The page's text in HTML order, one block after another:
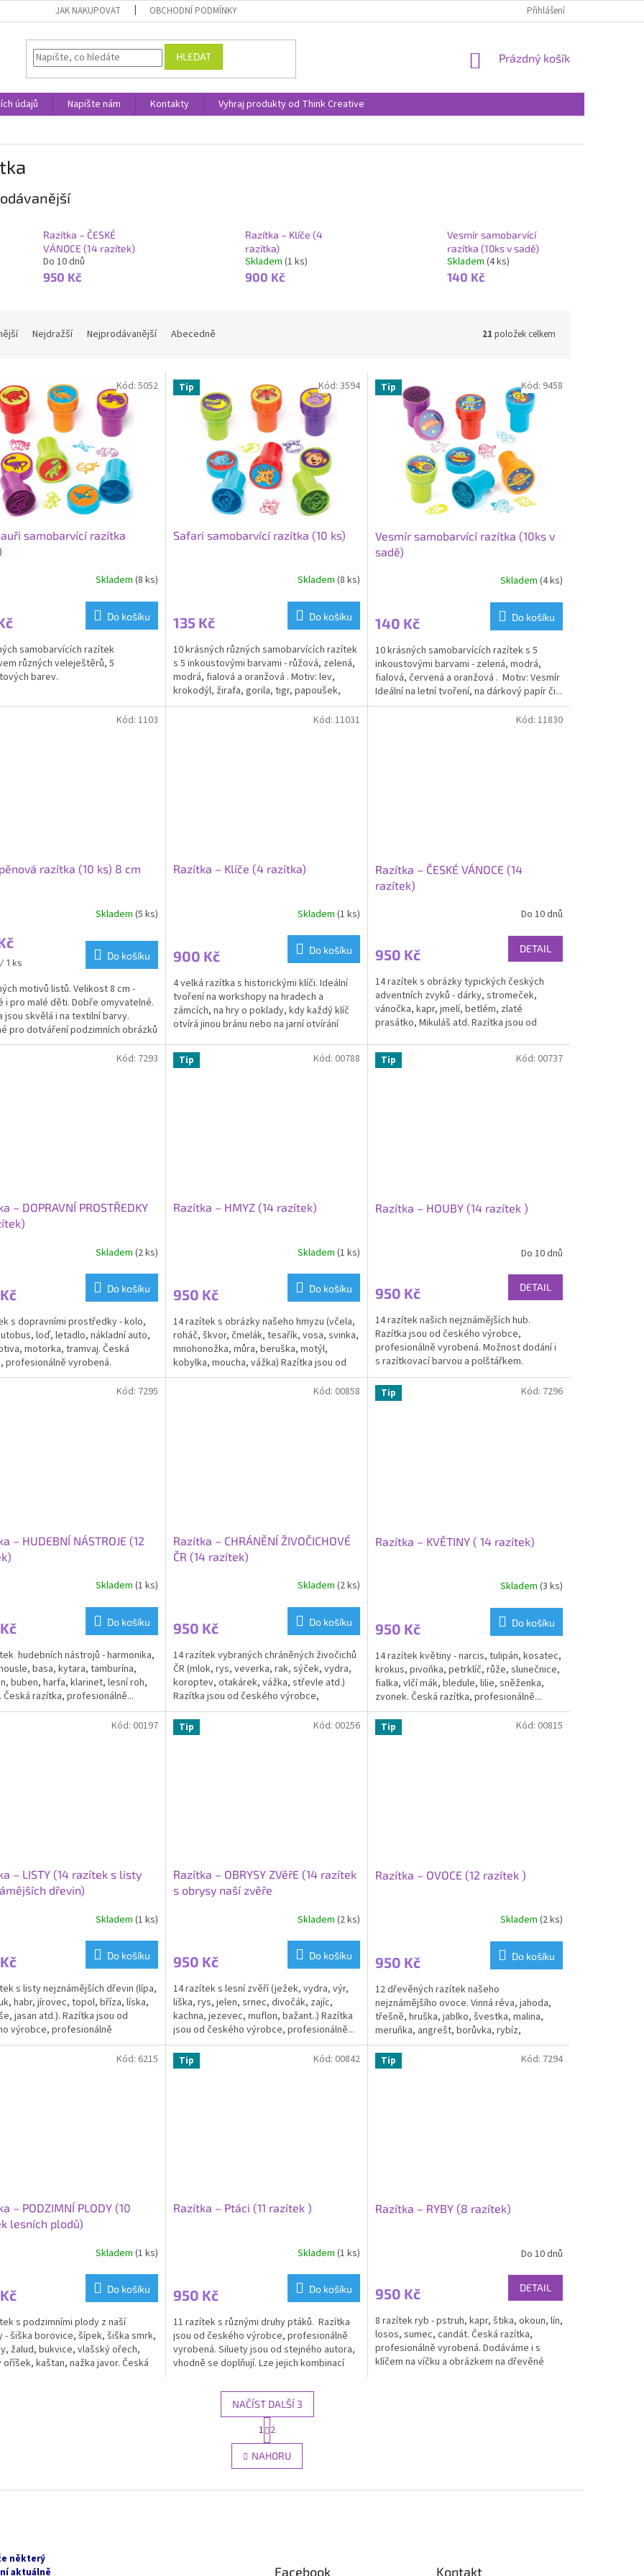
JAK NAKUPOVAT OBCHODNÍ PODMÍNKY Přihlášení
HLEDAT
NÁKUPNÍ
Prázdný košík
údajů Napište nám Kontakty
Vyhraj produkty od Think Creative
Razítka – ČESKÉ
VÁNOCE (14 razítek)
Do 10 dnů
950 Kč
Razítka – Klíče (4
razítka)
Skladem (1 ks)
900 Kč
Vesmír samobarvící
razítka (10ks v sadě)
Skladem (4 ks)
140 Kč
Nejdražší Nejprodávanější Abecedně 21 položek celkem
samobarvící razítka
Skladem (8 ks)
Do košíku
samobarvících razítek
různých veleještěrů, 5
barev.
Kód: 5052 Tip
Safari samobarvící razítka (10 ks)
Skladem (8 ks)
135 Kč Do košíku
10 krásných různých samobarvících razítek
s 5 inkoustovými barvami - růžová, zelená,
modrá, fialová a oranžová . Motiv: lev,
krokodýl, žirafa, gorila, tigr, papoušek,
slon,...
Kód: 3594 Tip
Vesmír samobarvící razítka (10ks v
sadě)
Skladem (4 ks)
140 Kč Do košíku
10 krásných samobarvících razítek s 5
inkoustovými barvami - zelená, modrá,
fialová, červená a oranžová . Motiv: Vesmír
Ideální na letní tvoření, na dárkový papír či...
Kód: 9458
razítka (10 ks) 8 cm
Skladem (5 ks)
1 ks
Do košíku
motivů listů. Velikost 8 cm -
i pro malé děti. Dobře omyvatelné.
jsou skvělá i na textilní barvy.
pro dotváření podzimních obrázků
Kód: 1103
Razítka – Klíče (4 razítka)
Skladem (1 ks)
900 Kč Do košíku
4 velká razítka s historickými klíči. Ideální
tvoření na workshopy na hradech a
zámcích, na hry o poklady, kdy každý klíč
otvírá jinou bránu nebo na jarní otvírání
Kód: 11031
Razítka – ČESKÉ VÁNOCE (14
razítek)
je
z
5
hvězdiček.
Do 10 dnů
950 Kč DETAIL
14 razítek s obrázky typických českých
adventních zvyků - dárky, stromeček,
vánočka, kapr, jmelí, betlém, zlaté
prasátko, Mikuláš atd. Razítka jsou od
Kód: 11830
– DOPRAVNÍ PROSTŘEDKY
Skladem (2 ks)
Do košíku
s dopravními prostředky - kolo,
loď, letadlo, nákladní auto,
motorka, tramvaj. Česká
profesionálně vyrobená.
i s klíčem...
Kód: 7293 Tip
Razítka – HMYZ (14 razítek)
Skladem (1 ks)
950 Kč Do košíku
14 razítek s obrázky našeho hmyzu (včela,
roháč, škvor, čmelák, tesařík, vosa, svinka,
mnohonožka, můra, beruška, motýl,
kobylka, moucha, vážka) Razítka jsou od
českého...
Kód: 00788 Tip
Razítka – HOUBY (14 razítek )
je
z
5
hvězdiček.
Do 10 dnů
950 Kč DETAIL
14 razítek našich nejznámějších hub.
Razítka jsou od českého výrobce,
profesionálně vyrobená. Možnost dodání i
s razítkovací barvou a polštářkem.
Kód: 00737
– HUDEBNÍ NÁSTROJE (12
Skladem (1 ks)
Do košíku
hudebních nástrojů - harmonika,
basa, kytara, tamburína,
buben, harfa, klarinet, lesní roh,
Česká razítka, profesionálně...
Kód: 7295
Razítka – CHRÁNĚNÍ ŽIVOČICHOVÉ
ČR (14 razítek)
Skladem (2 ks)
950 Kč Do košíku
14 razítek vybraných chráněných živočichů
ČR (mlok, rys, veverka, rak, sýček, vydra,
koroptev, otakárek, vážka, střevle atd.)
Razítka jsou od českého výrobce,
profesionálně...
Kód: 00858 Tip
Razítka – KVĚTINY ( 14 razítek)
Skladem (3 ks)
950 Kč Do košíku
14 razítek květiny - narcis, tulipán, kosatec,
krokus, pivoňka, petrklíč, růže, slunečnice,
fialka, vlčí mák, bledule, lilie, sněženka,
zvonek. Česká razítka, profesionálně...
Kód: 7296
– LISTY (14 razítek s listy
dřevin)
Skladem (1 ks)
Do košíku
s listy nejznámějších dřevin (lípa,
habr, jírovec, topol, bříza, líska,
jasan atd.). Razítka jsou od
výrobce, profesionálně
Kód: 00197 Tip
Razítka – OBRYSY ZVěřE (14 razítek
s obrysy naší zvěře
Skladem (2 ks)
950 Kč Do košíku
14 razítek s lesní zvěří (ježek, vydra, výr,
liška, rys, jelen, srnec, divočák, zajíc,
kachna, jezevec, muflon, bažant..) Razítka
jsou od českého výrobce, profesionálně...
Kód: 00256 Tip
Razítka – OVOCE (12 razítek )
Skladem (2 ks)
950 Kč Do košíku
12 dřevěných razítek našeho
nejznámějšího ovoce. Vinná réva, jahoda,
třešně, hruška, jablko, švestka, malina,
meruňka, angrešt, borůvka, rybíz,
broskev. Razítka jsou od...
Kód: 00815
– PODZIMNÍ PLODY (10
lesních plodů)
Skladem (1 ks)
Do košíku
s podzimními plody z naší
- šiška borovice, šípek, šiška smrk,
žalud, bukvice, vlašský ořech,
kaštan, nažka javor. Česká
Kód: 6215 Tip
Razítka – Ptáci (11 razítek )
Skladem (1 ks)
950 Kč Do košíku
11 razítek s různými druhy ptáků. Razítka
jsou od českého výrobce, profesionálně
vyrobená. Siluety jsou od stejného autora,
vhodně se doplňují. Lze jejich kombinací
Kód: 00842 Tip
Razítka – RYBY (8 razítek)
Do 10 dnů
950 Kč DETAIL
8 razítek ryb - pstruh, kapr, štika, okoun, lín,
losos, sumec, candát. Česká razítka,
profesionálně vyrobená. Dodáváme i s
klíčem na víčku a obrázkem na dřevěné
Kód: 7294
O
v
l
d
NAČÍST DALŠÍ 3
t
r
á
n
1 2
NAHORU
některý
aktuálně
Facebook Kontakt